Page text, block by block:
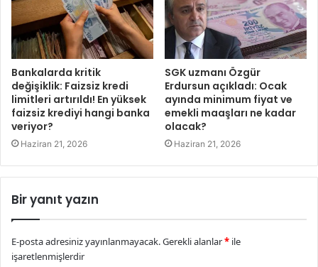
Bankalarda kritik
değişiklik: Faizsiz kredi
limitleri artırıldı! En yüksek
faizsiz krediyi hangi banka
veriyor?
Haziran 21, 2026
SGK uzmanı Özgür
Erdursun açıkladı: Ocak
ayında minimum fiyat ve
emekli maaşları ne kadar
olacak?
Haziran 21, 2026
Bir yanıt yazın
E-posta adresiniz yayınlanmayacak.Gerekli alanlar* ile
işaretlenmişlerdir